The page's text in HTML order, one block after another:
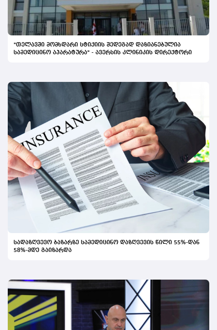
პაციენტამდე მივიდეს,“ - განაცხადა კომპანიის
წარმომადგენელმა.
"თელავში მომხდარი სტიქიის შედეგად დაზიანებულია
სამედიცინო აპარატურა" - ავერსის კლინიკის დირექტორი
სადაზღვევო ბაზარზე სამედიცინო დაზღვევის წილი 55%-დან
58%-მდე გაიზარდა